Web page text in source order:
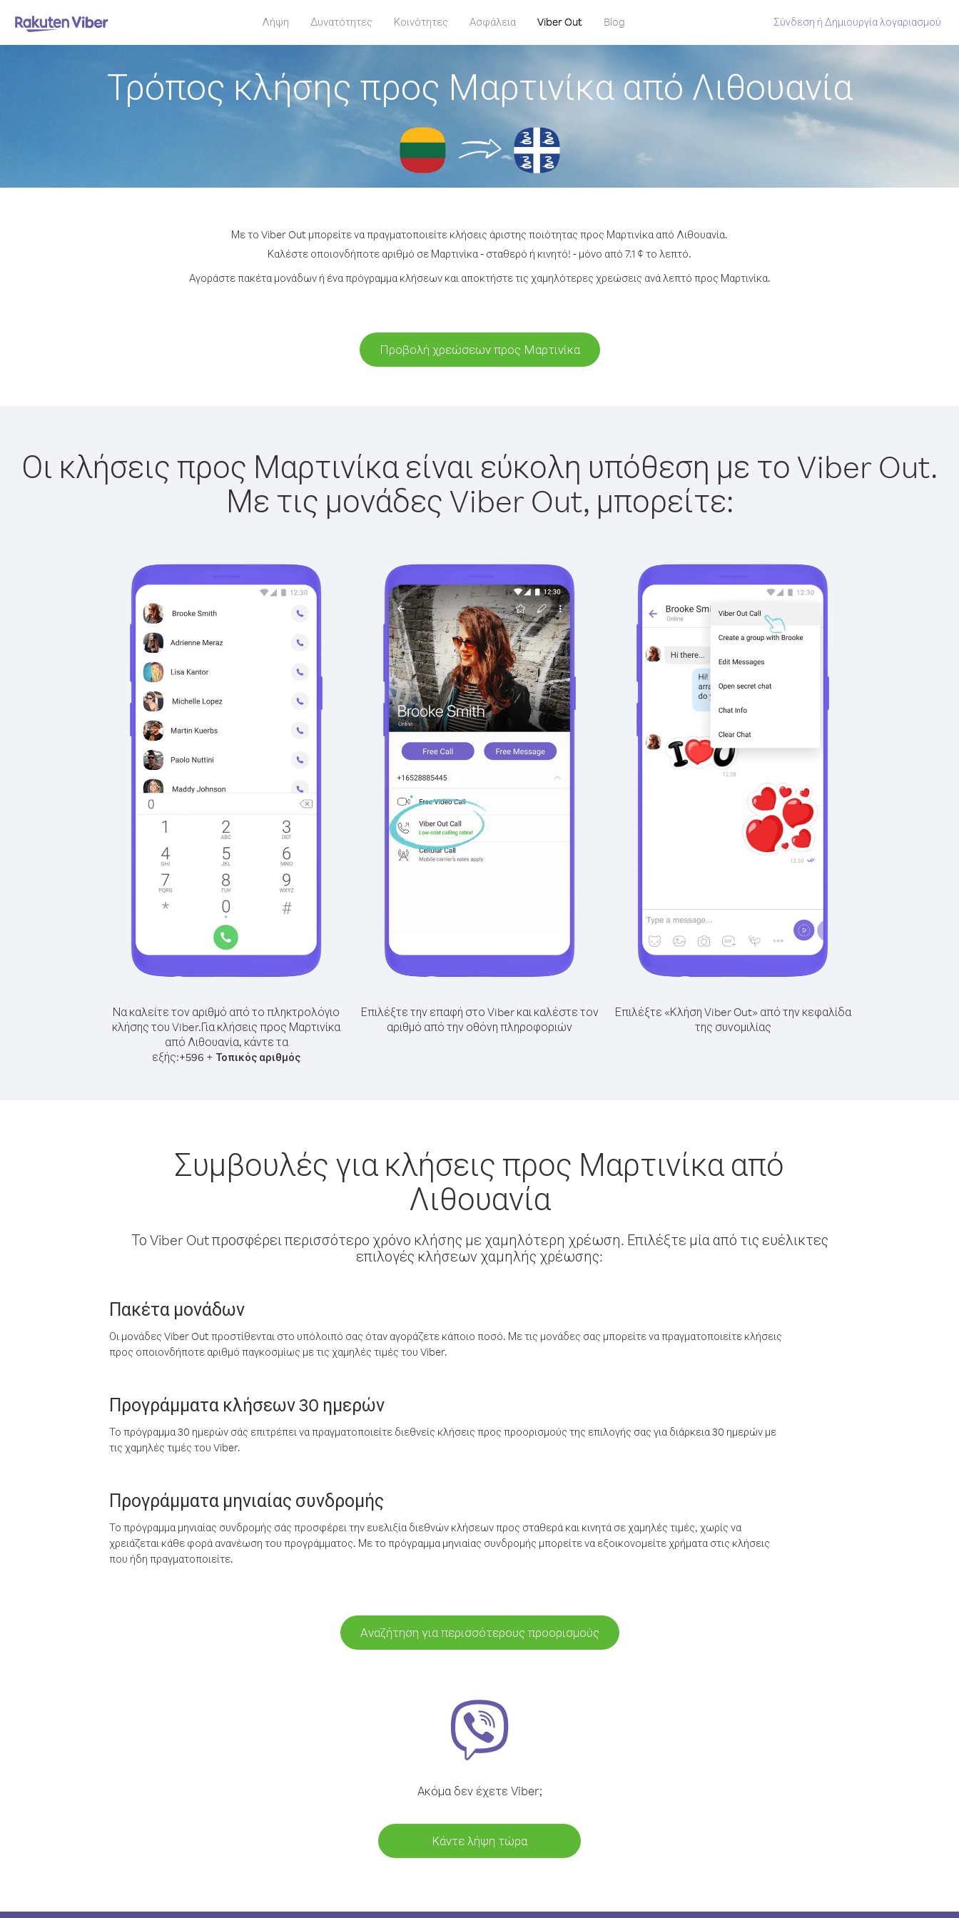
Λήψη Δυνατότητες Κοινότητες Ασφάλεια Viber Out Blog Σύνδεση ή Δημιουργία λογαριασμού
Τρόπος κλήσης προς Μαρτινίκα από Λιθουανία
Με το Viber Out μπορείτε να πραγματοποιείτε κλήσεις άριστης ποιότητας προς Μαρτινίκα από Λιθουανία.
Καλέστε οποιονδήποτε αριθμό σε Μαρτινίκα - σταθερό ή κινητό! - μόνο από 7.1 ¢ το λεπτό.
Αγοράστε πακέτα μονάδων ή ένα πρόγραμμα κλήσεων και αποκτήστε τις χαμηλότερες χρεώσεις ανά λεπτό προς Μαρτινίκα.
Προβολή χρεώσεων προς Μαρτινίκα
Οι κλήσεις προς Μαρτινίκα είναι εύκολη υπόθεση με το Viber Out.
Με τις μονάδες Viber Out, μπορείτε:
Να καλείτε τον αριθμό από το πληκτρολόγιο
κλήσης του Viber.Για κλήσεις προς Μαρτινίκα
από Λιθουανία, κάντε τα
εξής:+596 + Τοπικός αριθμός
Επιλέξτε την επαφή στο Viber και καλέστε τον
αριθμό από την οθόνη πληροφοριών
Επιλέξτε «Κλήση Viber Out» από την κεφαλίδα
της συνομιλίας
Συμβουλές για κλήσεις προς Μαρτινίκα από
Λιθουανία
Το Viber Out προσφέρει περισσότερο χρόνο κλήσης με χαμηλότερη χρέωση. Επιλέξτε μία από τις ευέλικτες
επιλογές κλήσεων χαμηλής χρέωσης:
Πακέτα μονάδων
Οι μονάδες Viber Out προστίθενται στο υπόλοιπό σας όταν αγοράζετε κάποιο ποσό. Με τις μονάδες σας μπορείτε να πραγματοποιείτε κλήσεις
προς οποιονδήποτε αριθμό παγκοσμίως με τις χαμηλές τιμές του Viber.
Προγράμματα κλήσεων 30 ημερών
Το πρόγραμμα 30 ημερών σάς επιτρέπει να πραγματοποιείτε διεθνείς κλήσεις προς προορισμούς της επιλογής σας για διάρκεια 30 ημερών με
τις χαμηλές τιμές του Viber.
Προγράμματα μηνιαίας συνδρομής
Το πρόγραμμα μηνιαίας συνδρομής σάς προσφέρει την ευελιξία διεθνών κλήσεων προς σταθερά και κινητά σε χαμηλές τιμές, χωρίς να
χρειάζεται κάθε φορά ανανέωση του προγράμματος. Με το πρόγραμμα μηνιαίας συνδρομής μπορείτε να εξοικονομείτε χρήματα στις κλήσεις
που ήδη πραγματοποιείτε.
Αναζήτηση για περισσότερους προορισμούς
Ακόμα δεν έχετε Viber;
Κάντε λήψη τώρα